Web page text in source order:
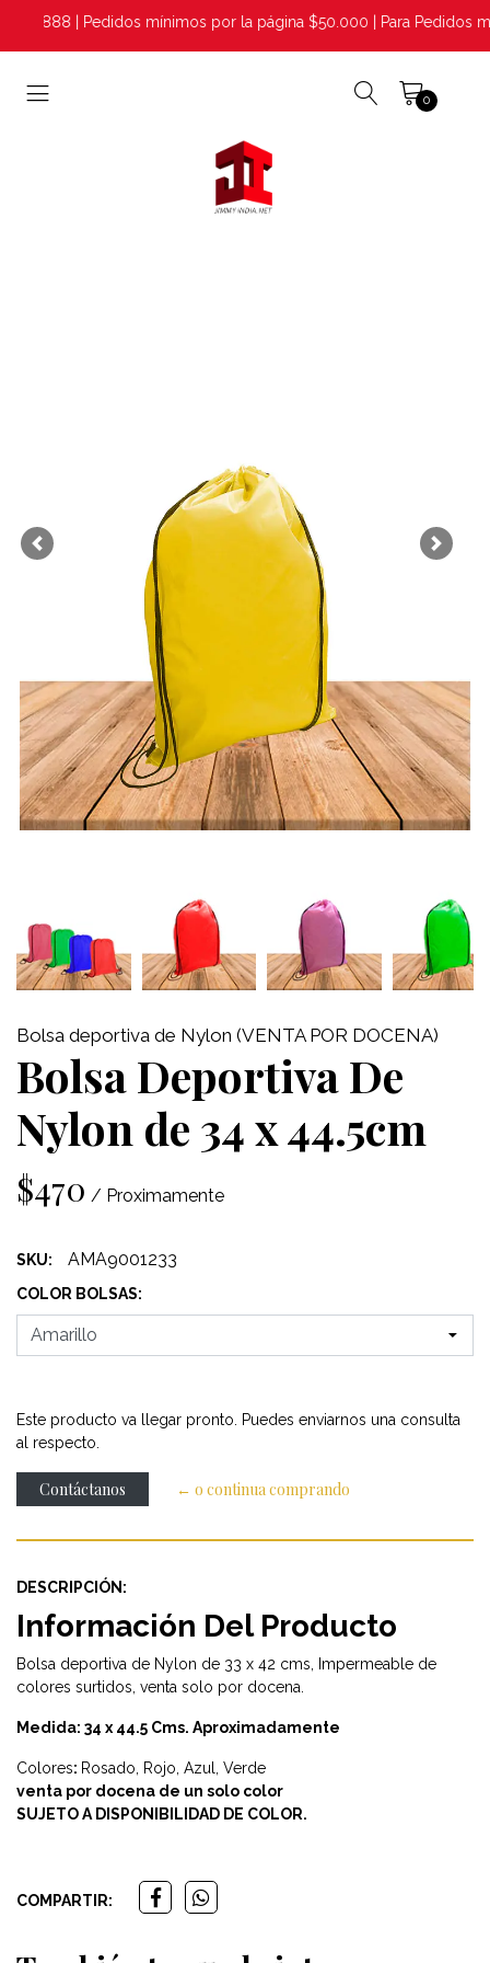
| Pedidos mínimos por la página $50.000 | Para Pedidos
0
Previous Next
Bolsa deportiva de Nylon (VENTA POR DOCENA)
Bolsa Deportiva De
Nylon de 34 x 44.5cm
$470 / Proximamente
SKU: AMA9001233
COLOR BOLSAS:
Este producto va llegar pronto. Puedes enviarnos una consulta
al respecto.
Contáctanos ← o continua comprando
DESCRIPCIÓN:
Información Del Producto
Bolsa deportiva de Nylon de 33 x 42 cms, Impermeable de
colores surtidos, venta solo por docena.
Medida: 34 x 44.5 Cms. Aproximadamente
Colores: Rosado, Rojo, Azul, Verde
venta por docena de un solo color
SUJETO A DISPONIBILIDAD DE COLOR.
COMPARTIR: